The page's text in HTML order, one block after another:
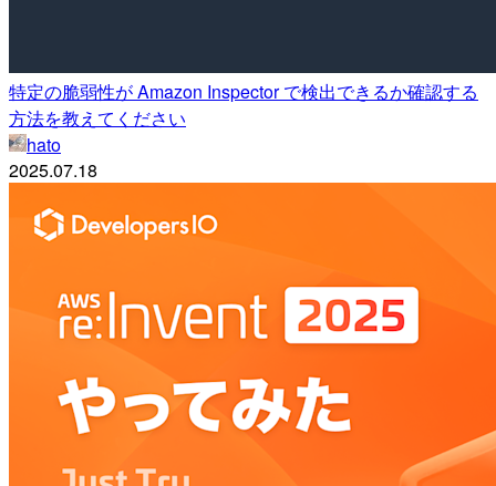
特定の脆弱性が Amazon Inspector で検出できるか確認する
方法を教えてください
hato
2025.07.18